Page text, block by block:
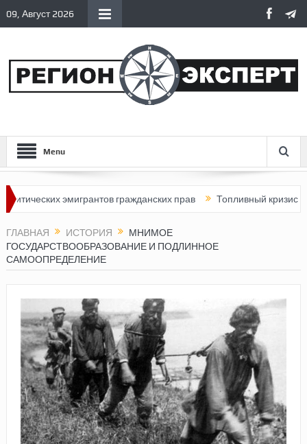
09, Август 2026
Menu
эмигрантов гражданских прав Топливный кризис в России
ГЛАВНАЯ ИСТОРИЯ
МНИМОЕ
ГОСУДАРСТВООБРАЗОВАНИЕ И ПОДЛИННОЕ
САМООПРЕДЕЛЕНИЕ